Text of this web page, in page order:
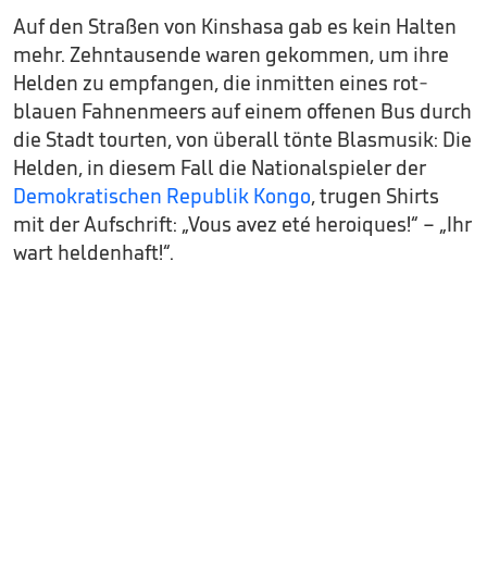
Auf den Straßen von Kinshasa gab es kein Halten
mehr. Zehntausende waren gekommen, um ihre
Helden zu empfangen, die inmitten eines rot-
blauen Fahnenmeers auf einem offenen Bus durch
die Stadt tourten, von überall tönte Blasmusik: Die
Helden, in diesem Fall die Nationalspieler der
Demokratischen Republik Kongo, trugen Shirts
mit der Aufschrift: „Vous avez eté heroiques!“ – „Ihr
wart heldenhaft!“.